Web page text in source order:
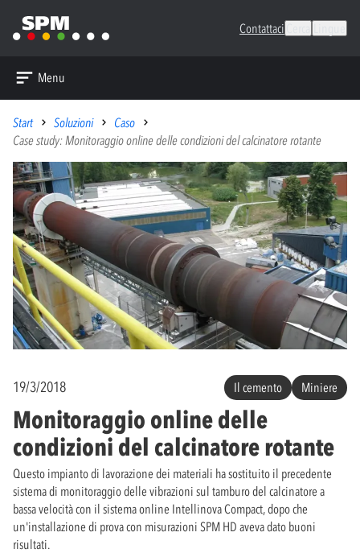
Contattaci
Menu
Start Soluzioni
Caso
Case study: Monitoraggio online delle condizioni del calcinatore rotante
19/3/2018 Il cemento Miniere
Monitoraggio online delle
condizioni del calcinatore rotante
Questo impianto di lavorazione dei materiali ha sostituito il precedente
sistema di monitoraggio delle vibrazioni sul tamburo del calcinatore a
bassa velocità con il sistema online Intellinova Compact, dopo che
un'installazione di prova con misurazioni SPM HD aveva dato buoni
risultati.